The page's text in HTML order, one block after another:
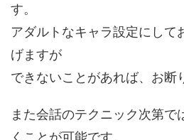
す。
アダルトなキャラ設定にして
げますが
できないことがあれば、お断
また会話のテクニック次第で
くことが可能です。